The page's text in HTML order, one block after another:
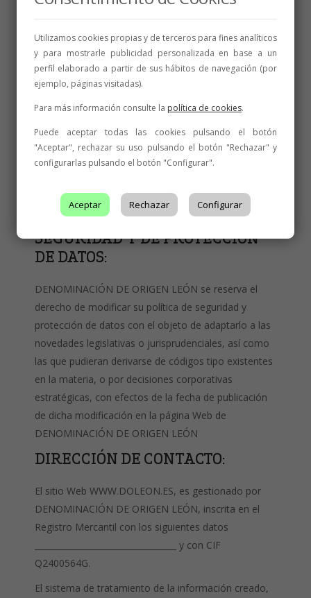
consentimiento expreso de su titular para cada
Recomendamos al cliente que no facilite a tercero
alguno su identificación, contraseña o números de
referencia que DENOMINACIÓN DE ORIGEN LEÓN
pudiera proporcionarle. Asimismo, para garantizar
DENOMINACIÓN DE ORIGEN LEÓN y el cliente se
preserve en todas las comunicaciones, el
confidencial a terceros.
CAMBIOS EN LA POLÍTICA DE
SEGURIDAD Y DE PROTECCIÓN
DE DATOS:
DENOMINACIÓN DE ORIGEN LEÓN se reserva el
derecho de modificar su política de seguridad y
protección de datos con el objeto de adaptarlo a las
novedades legislativas o jurisprudenciales, así como
las que pudieran derivarse de códigos tipo existentes
en la materia, o por decisiones corporativas
estratégicas, con efectos de la fecha de publicación
de dicha modificación en la página Web de
DENOMINACIÓN DE ORIGEN LEÓN
DIRECCIÓN DE CONTACTO:
El sitio Web WWW.DOLEON.ES, es gestionado por
DENOMINACIÓN DE ORIGEN LEÓN, inscrita en el
Registro Mercantil con los siguientes datos
__________________________________ y con CIF
Q2400564G.
El sistema de tratamiento de la información creado,
Utilizamos cookies propias y de terceros para fines analíticos
y para mostrarle publicidad personalizada en base a un
perfil elaborado a partir de sus hábitos de navegación (por
ejemplo, páginas visitadas).
Para más información consulte la política de cookies.
Puede aceptar todas las cookies pulsando el botón
"Aceptar", rechazar su uso pulsando el botón "Rechazar" y
configurarlas pulsando el botón "Configurar".
Aceptar Rechazar Configurar